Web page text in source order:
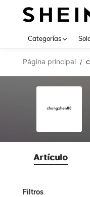
Categorías
Página principal /
Artículo
Filtros